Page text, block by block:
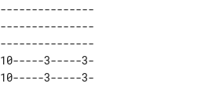
3-----3-
3-----3-